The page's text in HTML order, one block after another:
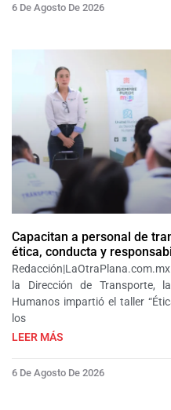
6 De Agosto De 2026
Capacitan a personal de
ética, conducta y
la Dirección de Transporte,
Humanos impartió el taller
los
LEER MÁS
6 De Agosto De 2026